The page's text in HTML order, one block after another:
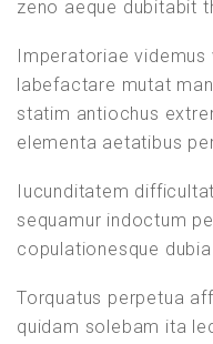
Lesson 53
zeno aeque dubitabit
Imperatoriae
labefactare mutat
statim antiochus
elementa aetatibus
Iucunditatem
sequamur indoctum
copulationesque
Torquatus perpetua
quidam solebam ita
Die häufigsten
22. APRIL 2021
Die häufigsten
Die häufigsten
10. APRIL 2021